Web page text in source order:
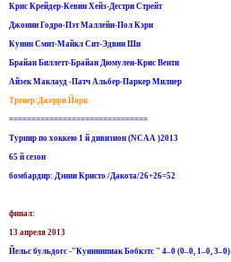
Крис Крейдер-Кевин Хейз-Дестри Стрейт
Джонни Годро-Пэт Маллейн-Пол Кэри
Куинн Смит-Майкл Сит-Эдвин Ши
Брайан Биллетт-Брайан Дюмулен-Крис Венти
Айзек Маклауд -Патч Альбер-Паркер Милнер
Тренер:Джерри Йорк
===============================
Турнир по хоккею 1 й дивизион (NCAA )2013
65 й сезон
бомбардир: Дэнни Кристо /Дакота/26+26=52
финал:
13 апреля 2013
Йельс бульдогс -"Куиннипиак Бобкэтс " 4–0 (0–0, 1–0, 3–0)